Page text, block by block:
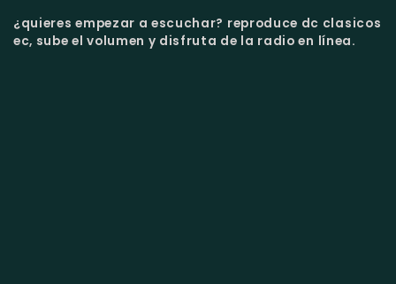
¿quieres empezar a escuchar? reproduce dc clasicos
ec, sube el volumen y disfruta de la radio en línea.